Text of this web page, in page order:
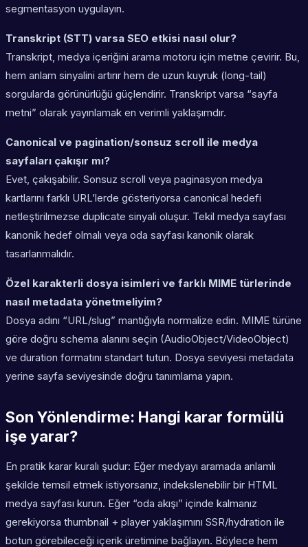
segmentasyon uygulayın.
Transkript (STT) varsa SEO etkisi nasıl olur?
Transkript, medya içeriğini arama motoru için metne çevirir. Bu,
hem anlam sinyalini artırır hem de uzun kuyruk (long-tail)
sorgularda görünürlüğü güçlendirir. Transkript varsa “sayfa
metni” olarak yayınlamak en verimli yaklaşımdır.
Canonical ve pagination/sonsuz scroll ile medya
sayfaları çakışır mı?
Evet, çakışabilir. Sonsuz scroll veya paginasyon medya
kartlarını farklı URL’lerde gösteriyorsa canonical hedefi
netleştirilmezse duplicate sinyali oluşur. Tekil medya sayfası
kanonik hedef olmalı veya oda sayfası kanonik olarak
tasarlanmalıdır.
Özel karakterli dosya isimleri ve farklı MIME türlerinde
nasıl metadata yönetmeliyim?
Dosya adını “URL/slug” mantığıyla normalize edin. MIME türüne
göre doğru schema alanını seçin (AudioObject/VideoObject)
ve duration formatını standart tutun. Dosya seviyesi metadata
yerine sayfa seviyesinde doğru tanımlama yapın.
Son Yönlendirme: Hangi karar formülü
işe yarar?
En pratik karar kuralı şudur: Eğer medyayı aramada anlamlı
şekilde temsil etmek istiyorsanız, indekslenebilir bir HTML
medya sayfası kurun. Eğer “oda akışı” içinde kalmanız
gerekiyorsa thumbnail + player yaklaşımını SSR/hydration ile
botun görebileceği içerik üretimine bağlayın. Böylece hem